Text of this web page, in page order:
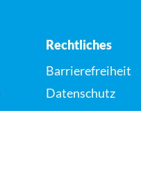
Rechtliches
Barrierefreiheit
Datenschutz
Impressum